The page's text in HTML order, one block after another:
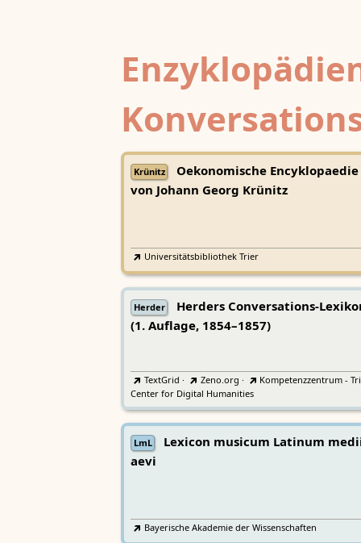
Krünitz
Oekonomische Encyklopaedie
von Johann Georg Krünitz
Universitätsbibliothek Trier
Herder
Herders Conversations-
(1. Auflage, 1854–1857)
TextGrid · Zeno.org ·
Kompetenzzentrum -
Center for Digital Humanities
LmL
Lexicon musicum Latinum
aevi
Bayerische Akademie der Wissenschaften